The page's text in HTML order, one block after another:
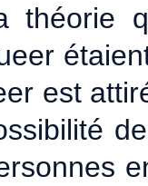
théorie
est